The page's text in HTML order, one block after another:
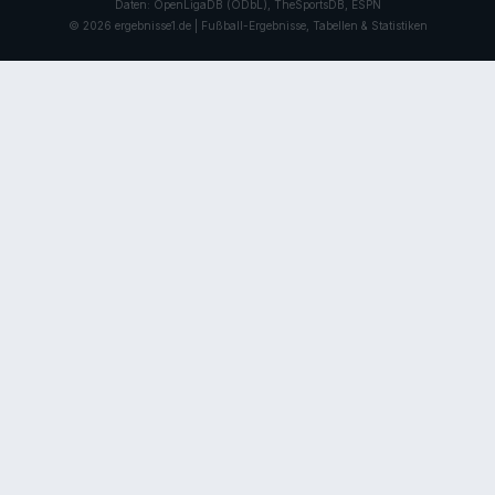
Daten: OpenLigaDB (ODbL), TheSportsDB, ESPN
© 2026 ergebnisse1.de | Fußball-Ergebnisse, Tabellen & Statistiken